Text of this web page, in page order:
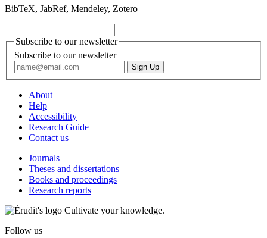
BibTeX, JabRef, Mendeley, Zotero
Subscribe to our newsletter
Subscribe to our newsletter
About
Help
Accessibility
Research Guide
Contact us
Journals
Theses and dissertations
Books and proceedings
Research reports
Cultivate your knowledge.
Follow us